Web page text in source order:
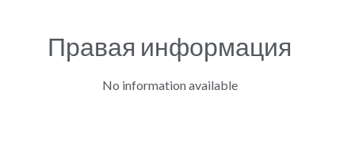
Правая информация
No information available